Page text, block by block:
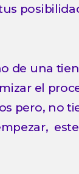
de una
el
pero, no